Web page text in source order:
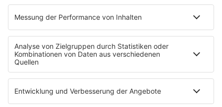
INSIDE / B2B
B2B / Mediadaten
Empfang (DAB+, UKW, IP)
RADIO SALÜ Team